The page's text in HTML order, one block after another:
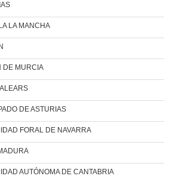
LA MANCHA
DE MURCIA
DE ASTURIAS
FORAL DE NAVARRA
AUTÓNOMA DE CANTABRIA